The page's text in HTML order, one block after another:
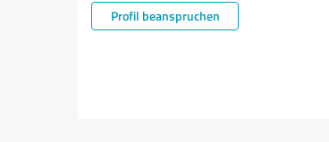
Profil beanspruchen